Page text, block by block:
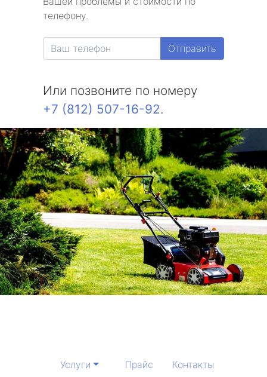
телефону.
Отправить
Или позвоните по номеру
+7 (812) 507-16-92.
Услуги Прайс Контакты